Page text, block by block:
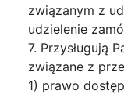
związanym z
udzielenie
7. Przysługują
związane z
1) prawo